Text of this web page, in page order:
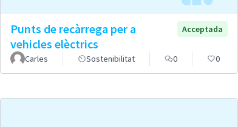
Punts de recàrrega per a
vehicles elèctrics
Acceptada
Carles Sostenibilitat 0 0